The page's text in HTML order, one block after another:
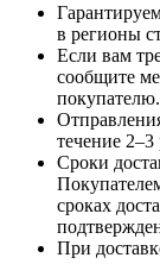
в регионы
Если вам
сообщите
покупателю.
течение
Сроки
сроках
При